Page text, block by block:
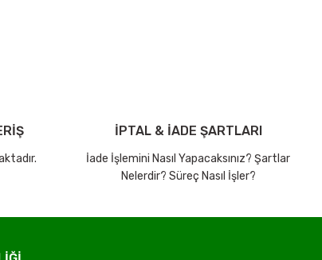
İPTAL & İADE ŞARTLARI
İade İşlemini Nasıl Yapacaksınız? Şartlar
Nelerdir? Süreç Nasıl İşler?